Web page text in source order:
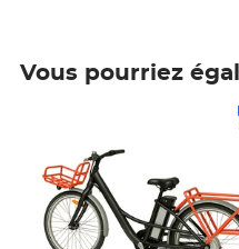
Vous pourriez